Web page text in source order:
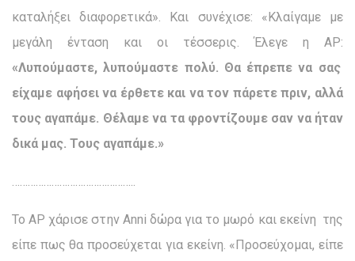
καταλήξει διαφορετικά». Και συνέχισε: «Κλαίγαμε με
μεγάλη ένταση και οι τέσσερις. Έλεγε η ΑΡ:
«Λυπούμαστε, λυπούμαστε πολύ. Θα έπρεπε να σας
είχαμε αφήσει να έρθετε και να τον πάρετε πριν, αλλά
τους αγαπάμε. Θέλαμε να τα φροντίζουμε σαν να ήταν
δικά μας. Τους αγαπάμε.»
………………………………………..
Το AP χάρισε στην Anni δώρα για το μωρό και εκείνη της
είπε πως θα προσεύχεται για εκείνη. «Προσεύχομαι, είπε